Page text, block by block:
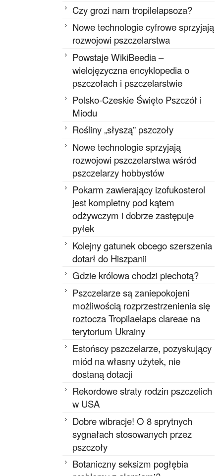
Czy grozi nam tropilelapsoza?
Nowe technologie cyfrowe sprzyjają
rozwojowi pszczelarstwa
Powstaje WikiBeedia –
wielojęzyczna encyklopedia o
pszczołach i pszczelarstwie
Polsko-Czeskie Święto Pszczół i
Miodu
Rośliny „słyszą” pszczoły
Nowe technologie sprzyjają
rozwojowi pszczelarstwa wśród
pszczelarzy hobbystów
Pokarm zawierający izofukosterol
jest kompletny pod kątem
odżywczym i dobrze zastępuje
pyłek
Kolejny gatunek obcego szerszenia
dotarł do Hiszpanii
Gdzie królowa chodzi piechotą?
Pszczelarze są zaniepokojeni
możliwością rozprzestrzenienia się
roztocza Tropilaelaps clareae na
terytorium Ukrainy
Estońscy pszczelarze, pozyskujący
miód na własny użytek, nie
dostaną dotacji
Rekordowe straty rodzin pszczelich
w USA
Dobre wibracje! O 8 sprytnych
sygnałach stosowanych przez
pszczoły
Botaniczny seksizm pogłębia